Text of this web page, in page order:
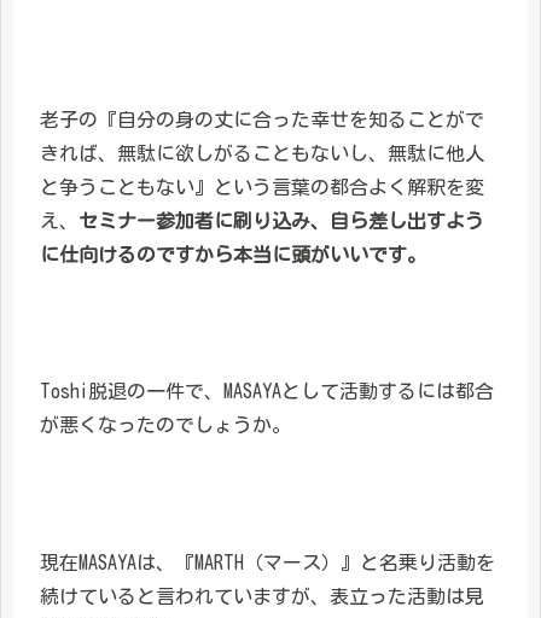
老子の『自分の身の丈に合った幸せを知ることがで
きれば、無駄に欲しがることもないし、無駄に他人
と争うこともない』という言葉の都合よく解釈を変
え、 セミナー参加者に刷り込み、自ら差し出すよう
に仕向けるのですから本当に頭がいいです。
Toshi脱退の一件で、MASAYAとして活動するには都合
が悪くなったのでしょうか。
現在MASAYAは、『MARTH（マース）』と名乗り活動を
続けていると言われていますが、表立った活動は見